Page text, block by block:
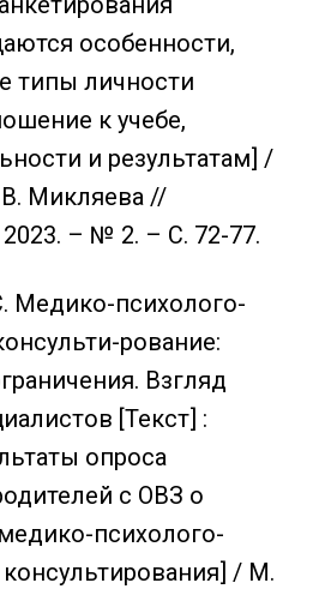
особенности,
типы личности
к учебе,
и результатам] /
Микляева //
– № 2. – С. 72-77.
Медико-психолого-
рование:
Взгляд
[Текст] :
опроса
с ОВЗ о
психолого-
консультирования] / М.